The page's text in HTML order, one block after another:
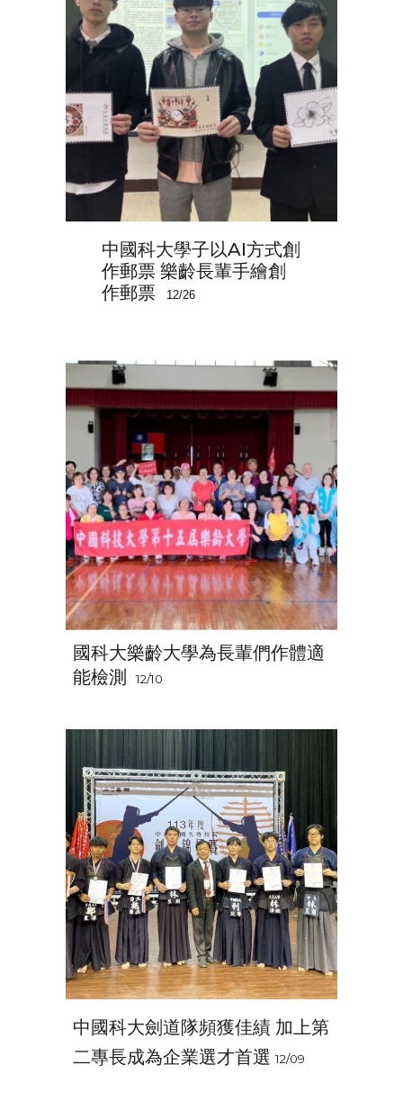
中國科大學子以AI方式創
作郵票 樂齡長輩手繪創
作郵票
12/26
國科大樂齡大學為長輩們作體適
能檢測
12/10
中國科大劍道隊頻獲佳績 加上第
二專長成為企業選才首選 12/09